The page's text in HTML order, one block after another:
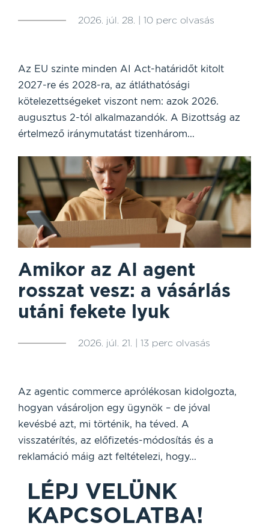
2026. júl. 28. | 10 perc olvasás
Az EU szinte minden AI Act-határidőt kitolt
2027-re és 2028-ra, az átláthatósági
kötelezettségeket viszont nem: azok 2026.
augusztus 2-tól alkalmazandók. A Bizottság az
értelmező iránymutatást tizenhárom...
Amikor az AI agent
rosszat vesz: a vásárlás
utáni fekete lyuk
2026. júl. 21. | 13 perc olvasás
Az agentic commerce aprólékosan kidolgozta,
hogyan vásároljon egy ügynök – de jóval
kevésbé azt, mi történik, ha téved. A
visszatérítés, az előfizetés-módosítás és a
reklamáció máig azt feltételezi, hogy...
LÉPJ VELÜNK
KAPCSOLATBA!